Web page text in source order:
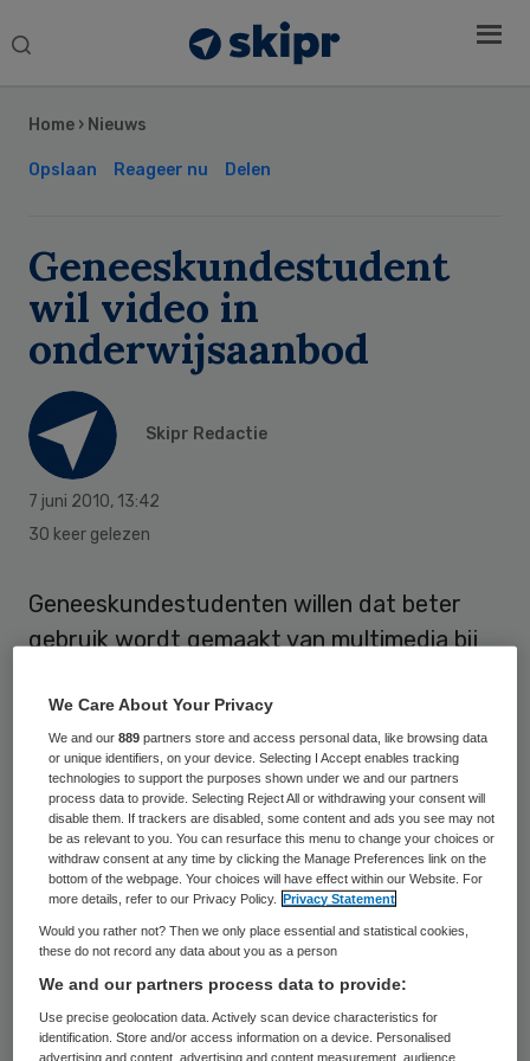
Search
Home › Nieuws
Opslaan Reageer nu Delen
Geneeskundestudent
wil video in
onderwijsaanbod
Skipr Redactie
7 juni 2010, 13:42
30 keer gelezen
Geneeskundestudenten willen dat beter
gebruik wordt gemaakt van multimedia bij
van uitgeverij Bohn Stafleu van Loghum en
geneeskundestudent.nl/coassistent.nl.
Hetonderzoekis uitgevoerd onder
vierhonderd studenten geneeskunde,
waaronder coassistenten. Bijna zeventig
procent van de respondenten vindt dat er
meer video ingezet moet worden tijdens de
studie. Negen procent is het hier niet mee
eens.
Sidebar
We Care About Your Privacy
We and our889 partners store and access personal data, like browsing data
or unique identifiers, on your device. Selecting I Accept enables tracking
technologies to support the purposes shown under we and our partners
process data to provide. Selecting Reject All or withdrawing your consent will
disable them. If trackers are disabled, some content and ads you see may not
be as relevant to you. You can resurface this menu to change your choices or
withdraw consent at any time by clicking the Manage Preferences link on the
bottom of the webpage. Your choices will have effect within our Website. For
more details, refer to our Privacy Policy.
Privacy Statement
Would you rather not? Then we only place essential and statistical cookies,
these do not record any data about you as a person
We and our partners process data to provide:
Use precise geolocation data. Actively scan device characteristics for
identification. Store and/or access information on a device. Personalised
advertising and content, advertising and content measurement, audience